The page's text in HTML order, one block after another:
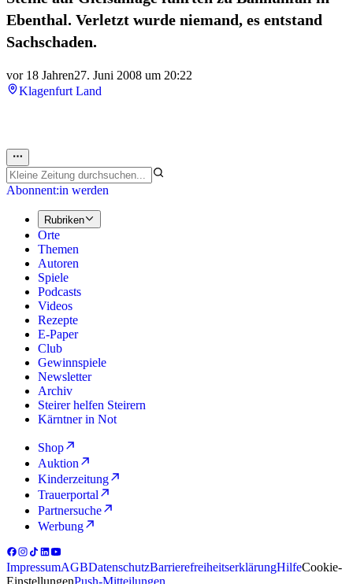
Ebenthal. Verletzt wurde niemand, es entstand
Sachschaden.
vor 18 Jahren27. Juni 2008 um 20:22
Klagenfurt Land
Abonnent:in werden
Rubriken
Orte
Themen
Autoren
Spiele
Podcasts
Videos
Rezepte
E-Paper
Club
Gewinnspiele
Newsletter
Archiv
Steirer helfen Steirern
Kärntner in Not
Shop
Auktion
Kinderzeitung
Trauerportal
Partnersuche
Werbung
ImpressumAGBDatenschutzBarrierefreiheitserklärungHilfeCookie-
EinstellungenPush-Mitteilungen